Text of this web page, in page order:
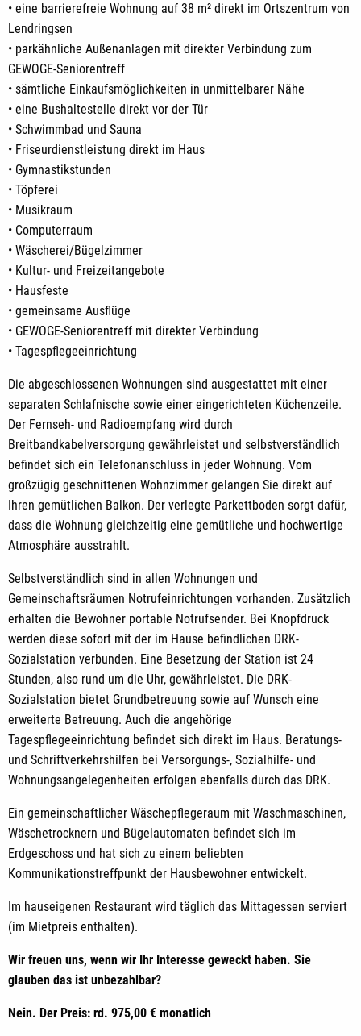
• eine barrierefreie Wohnung auf 38 m² direkt im Ortszentrum von
Lendringsen
• parkähnliche Außenanlagen mit direkter Verbindung zum
GEWOGE-Seniorentreff
• sämtliche Einkaufsmöglichkeiten in unmittelbarer Nähe
• eine Bushaltestelle direkt vor der Tür
• Schwimmbad und Sauna
• Friseurdienstleistung direkt im Haus
• Gymnastikstunden
• Töpferei
• Musikraum
• Computerraum
• Wäscherei/Bügelzimmer
• Kultur- und Freizeitangebote
• Hausfeste
• gemeinsame Ausflüge
• GEWOGE-Seniorentreff mit direkter Verbindung
• Tagespflegeeinrichtung
Die abgeschlossenen Wohnungen sind ausgestattet mit einer
separaten Schlafnische sowie einer eingerichteten Küchenzeile.
Der Fernseh- und Radioempfang wird durch
Breitbandkabelversorgung gewährleistet und selbstverständlich
befindet sich ein Telefonanschluss in jeder Wohnung. Vom
großzügig geschnittenen Wohnzimmer gelangen Sie direkt auf
Ihren gemütlichen Balkon. Der verlegte Parkettboden sorgt dafür,
dass die Wohnung gleichzeitig eine gemütliche und hochwertige
Atmosphäre ausstrahlt.
Selbstverständlich sind in allen Wohnungen und
Gemeinschaftsräumen Notrufeinrichtungen vorhanden. Zusätzlich
erhalten die Bewohner portable Notrufsender. Bei Knopfdruck
werden diese sofort mit der im Hause befindlichen DRK-
Sozialstation verbunden. Eine Besetzung der Station ist 24
Stunden, also rund um die Uhr, gewährleistet. Die DRK-
Sozialstation bietet Grundbetreuung sowie auf Wunsch eine
erweiterte Betreuung. Auch die angehörige
Tagespflegeeinrichtung befindet sich direkt im Haus. Beratungs-
und Schriftverkehrshilfen bei Versorgungs-, Sozialhilfe- und
Wohnungsangelegenheiten erfolgen ebenfalls durch das DRK.
Ein gemeinschaftlicher Wäschepflegeraum mit Waschmaschinen,
Wäschetrocknern und Bügelautomaten befindet sich im
Erdgeschoss und hat sich zu einem beliebten
Kommunikationstreffpunkt der Hausbewohner entwickelt.
Im hauseigenen Restaurant wird täglich das Mittagessen serviert
(im Mietpreis enthalten).
Wir freuen uns, wenn wir Ihr Interesse geweckt haben. Sie
glauben das ist unbezahlbar?
Nein. Der Preis: rd. 975,00 € monatlich